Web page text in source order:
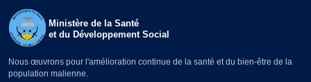
Ministère de la Santé
et du Développement Social
Nous œuvrons pour l'amélioration continue de la santé et du bien-être de la
population malienne.